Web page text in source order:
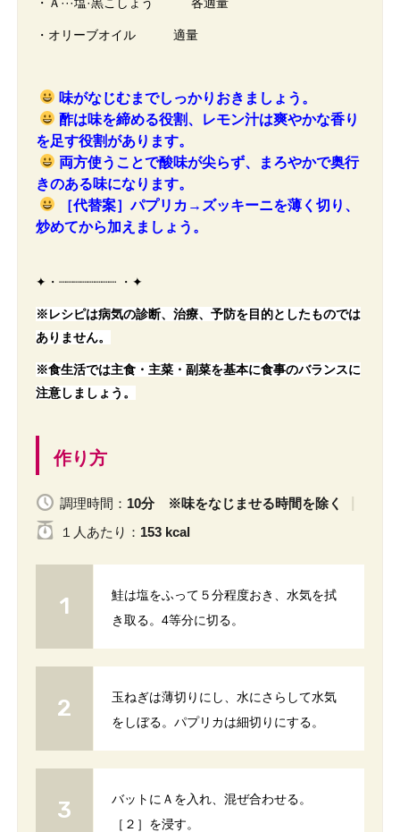
・オリーブオイル 適量
味がなじむまでしっかりおきましょう。
酢は味を締める役割、レモン汁は爽やかな香り
を足す役割があります。
両方使うことで酸味が尖らず、まろやかで奥行
きのある味になります。
［代替案］パプリカ→ズッキーニを薄く切り、
炒めてから加えましょう。
✦・┈┈┈┈┈┈┈┈ ・✦
※レシピは病気の診断、治療、予防を目的としたものでは
ありません。
※食生活では主食・主菜・副菜を基本に食事のバランスに
注意しましょう。
作り方
調理時間： 10分 ※味をなじませる時間を除く
１人 あたり ： 153 kcal
鮭は塩をふって５分程度おき、水気を拭
き取る。4等分に切る。
玉ねぎは薄切りにし、水にさらして水気
をしぼる。パプリカは細切りにする。
バットにＡを入れ、混ぜ合わせる。
［２］を浸す。